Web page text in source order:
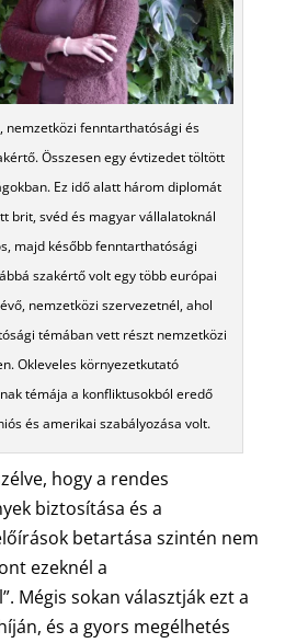
nemzetközi fenntarthatósági és
Összesen egy évtizedet töltött
Ez idő alatt három diplomát
brit, svéd és magyar vállalatoknál
majd később fenntarthatósági
szakértő volt egy több európai
nemzetközi szervezetnél, ahol
témában vett részt nemzetközi
Okleveles környezetkutató
témája a konfliktusokból eredő
és amerikai szabályozása volt.
hogy a rendes
biztosítása és a
betartása szintén nem
ezeknél a
Mégis sokan választják ezt a
és a gyors megélhetés